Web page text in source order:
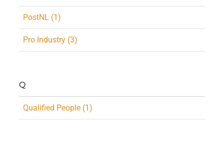
PostNL (1)
Pro Industry (3)
Q
Qualified People (1)